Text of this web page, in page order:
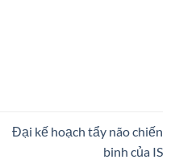
Đại kế hoạch tẩy não chiến
binh của IS